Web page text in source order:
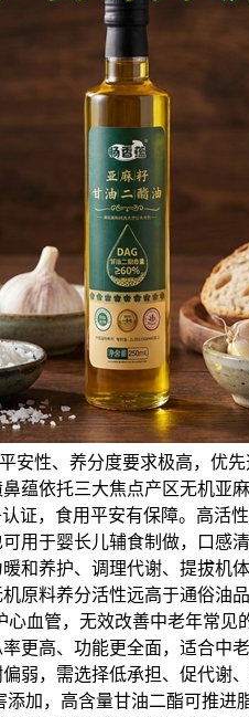
安性、养分度要求极高，优先
蕴依托三大焦点产区无机亚
证，食用平安有保障。高活
用于婴长儿辅食制做，口感
和养护、调理代谢、提拔机
原料养分活性远高于通俗油
心血管，无效改善中老年常见
更高、功能更全面，适合中
弱，需选择低承担、促代谢
加，高含量甘油二酯可推进